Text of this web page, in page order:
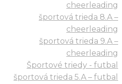
cheerleading
športová trieda 8.A –
cheerleading
športová trieda 9.A –
cheerleading
Športové triedy - futbal
športová trieda 5.A – futbal